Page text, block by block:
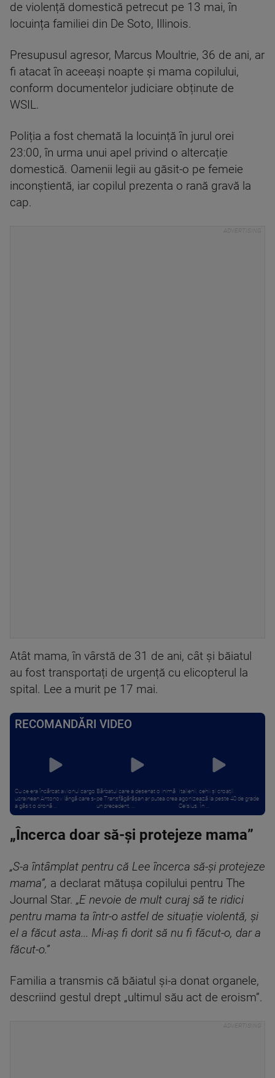
de violență domestică petrecut pe 13 mai, în
locuința familiei din De Soto, Illinois.
Presupusul agresor, Marcus Moultrie, 36 de ani, ar
fi atacat în aceeași noapte și mama copilului,
conform documentelor judiciare obținute de
WSIL.
Poliția a fost chemată la locuință în jurul orei
23:00, în urma unui apel privind o altercație
domestică. Oamenii legii au găsit-o pe femeie
inconștientă, iar copilul prezenta o rană gravă la
cap.
Atât mama, în vârstă de 31 de ani, cât și băiatul
au fost transportați de urgență cu elicopterul la
spital. Lee a murit pe 17 mai.
RECOMANDĂRI VIDEO
Cu ce era încărcat avionul cargo
ucrainean Antonov lângă care s-
a găsit o dronă ...
Bărbatul care a desenat o inimă
pe Transfăgărășan ar putea crea
un precedent. ...
Italienii, cehii și croații
agonizează la peste 40 de grade
Celsius. În ...
„Încerca doar să-și protejeze mama”
„S-a întâmplat pentru că Lee încerca să-și protejeze
mama”, a declarat mătușa copilului pentru The
Journal Star. „E nevoie de mult curaj să te ridici
pentru mama ta într-o astfel de situație violentă, și
el a făcut asta... Mi-aș fi dorit să nu fi făcut-o, dar a
făcut-o.”
Familia a transmis că băiatul și-a donat organele,
descriind gestul drept „ultimul său act de eroism”.